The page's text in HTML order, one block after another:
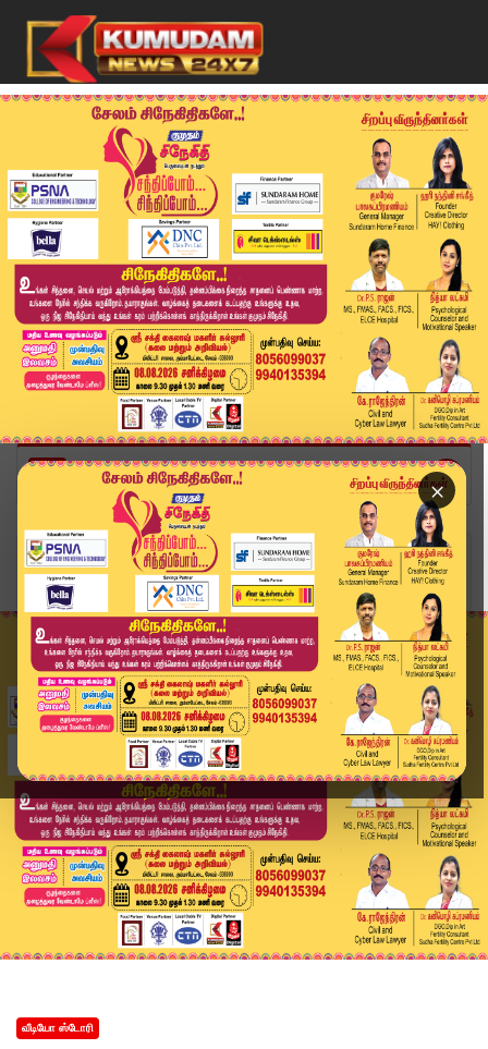
×
Home
வீடியோ ஸ்டோரி
CM Stalin Statement | குடைச்சல் கொடுக்கிறார் ஆள...
வீடியோ ஸ்டோரி